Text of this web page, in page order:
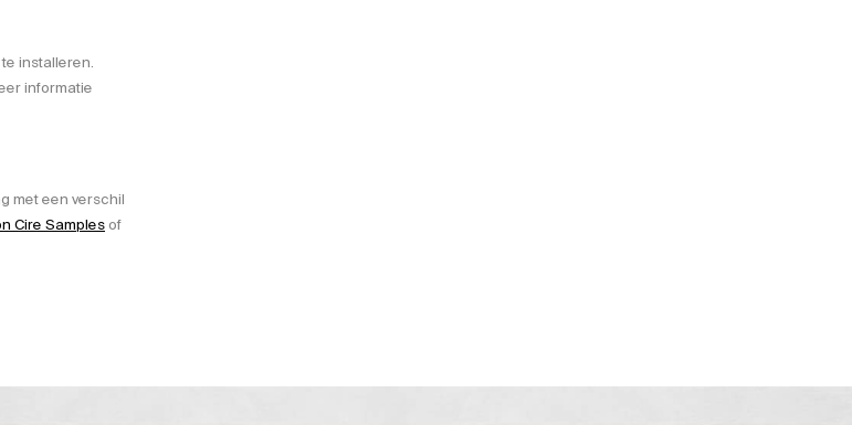
installeren.
informatie
met een verschil
Cire Samplesof